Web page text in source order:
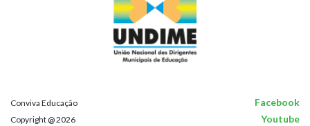
Conviva Educação Facebook
Copyright @ 2026 Youtube